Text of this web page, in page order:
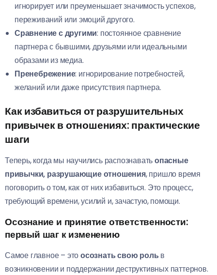
игнорирует или преуменьшает значимость успехов,
переживаний или эмоций другого.
Сравнение с другими: постоянное сравнение
партнера с бывшими, друзьями или идеальными
образами из медиа.
Пренебрежение: игнорирование потребностей,
желаний или даже присутствия партнера.
Как избавиться от разрушительных
привычек в отношениях: практические
шаги
Теперь, когда мы научились распознаватьопасные
привычки, разрушающие отношения, пришло время
поговорить о том, как от них избавиться. Это процесс,
требующий времени, усилий и, зачастую, помощи.
Осознание и принятие ответственности:
первый шаг к изменению
Самое главное – этоосознать свою роль в
возникновении и поддержании деструктивных паттернов.